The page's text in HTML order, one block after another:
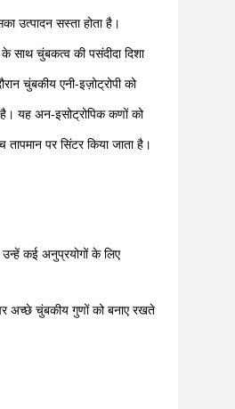
उत्पादन सस्ता होता है।
साथ चुंबकत्व की पसंदीदा दिशा
चुंबकीय एनी-इज़ोट्रोपी को
है। यह अन-इसोट्रोपिक कणों को
पर सिंटर किया जाता है।
कई अनुप्रयोगों के लिए
अच्छे चुंबकीय गुणों को बनाए रखते